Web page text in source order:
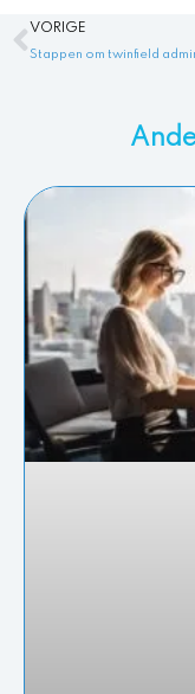
Vorige
VORIGE